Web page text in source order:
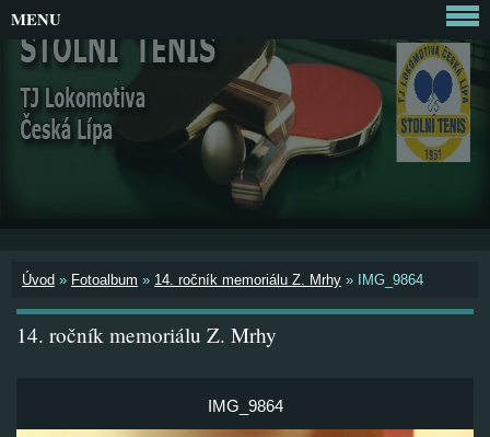
Úvod » Fotoalbum » 14. ročník memoriálu Z. Mrhy » IMG_9864
14. ročník memoriálu Z. Mrhy
IMG_9864
MENU